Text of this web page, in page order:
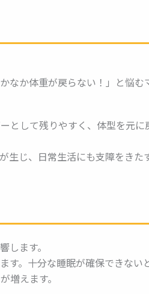
なか体重が戻らない！」と悩む
として残りやすく、体型を元に
生じ、日常生活にも支障をきた
します。
す。十分な睡眠が確保できない
増えます。